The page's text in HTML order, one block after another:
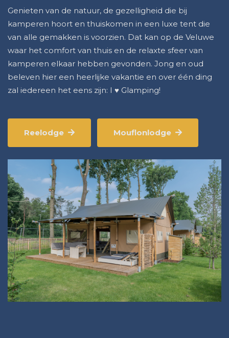
Genieten van de natuur, de gezelligheid die bij
kamperen hoort en thuiskomen in een luxe tent die
van alle gemakken is voorzien. Dat kan op de Veluwe
waar het comfort van thuis en de relaxte sfeer van
kamperen elkaar hebben gevonden. Jong en oud
beleven hier een heerlijke vakantie en over één ding
zal iedereen het eens zijn: I ♥ Glamping!
Reelodge Mouflonlodge